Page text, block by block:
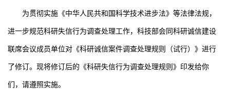
为贯彻实施《中华人民共和国科学技术进步法》等法律法规，
进一步规范科研失信行为调查处理工作，科技部会同科研诚信建设
联席会议成员单位对《科研诚信案件调查处理规则（试行）》进行
了修订。现将修订后的《科研失信行为调查处理规则》印发给你
们，请遵照实施。